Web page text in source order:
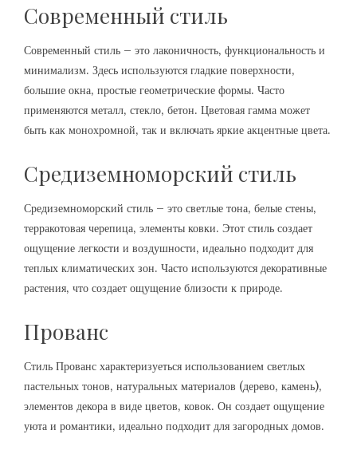
Современный стиль
Современный стиль – это лаконичность‚ функциональность и
минимализм. Здесь используются гладкие поверхности‚
большие окна‚ простые геометрические формы. Часто
применяются металл‚ стекло‚ бетон. Цветовая гамма может
быть как монохромной‚ так и включать яркие акцентные цвета.
Средиземноморский стиль
Средиземноморский стиль – это светлые тона‚ белые стены‚
терракотовая черепица‚ элементы ковки. Этот стиль создает
ощущение легкости и воздушности‚ идеально подходит для
теплых климатических зон. Часто используются декоративные
растения‚ что создает ощущение близости к природе.
Прованс
Стиль Прованс характеризуеться использованием светлых
пастельных тонов‚ натуральных материалов (дерево‚ камень)‚
элементов декора в виде цветов‚ ковок. Он создает ощущение
уюта и романтики‚ идеально подходит для загородных домов.